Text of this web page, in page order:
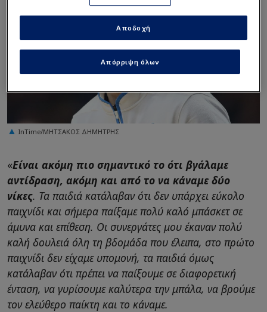
InTime/ΜΗΤΣΑΚΟΣ ΔΗΜΗΤΡΗΣ
«Είναι ακόμη πιο σημαντικό το ότι βγάλαμε
αντίδραση, ακόμη και από το να κάναμε δύο
νίκες. Τα παιδιά κατάλαβαν ότι δεν υπάρχει εύκολο
παιχνίδι και σήμερα παίξαμε πολύ καλό μπάσκετ σε
άμυνα και επίθεση. Οι συνεργάτες μου έκαναν πολύ
καλή δουλειά όλη τη βδομάδα που έλειπα, στο πρώτο
παιχνίδι δεν είχαμε υπομονή, τα παιδιά όμως
κατάλαβαν ότι πρέπει να παίξουμε σε διαφορετική
ένταση, να γυρίσουμε καλύτερα την μπάλα, να βρούμε
τον ελεύθερο παίκτη και το κάναμε.
Απόρριψη όλων
Αποδοχή